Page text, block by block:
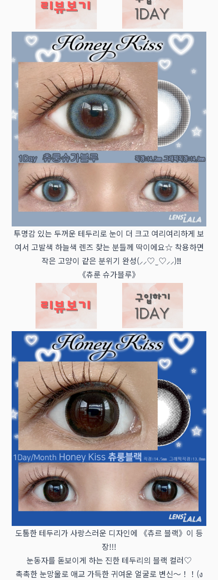
투명감 있는 두꺼운 테두리로 눈이 더 크고 여리여리하게 보
여서 고발색 하늘색 렌즈 찾는 분들께 딱이에요☆ 착용하면
작은 고양이 같은 분위기 완성(⸝⸝♡ ̫ ♡⸝⸝)‼‼‼‼
《츄룬 슈가블루》
도톰한 테두리가 사랑스러운 디자인에 《츄르 블랙》이 등
장!!!
눈동자를 돋보이게 하는 진한 테두리의 블랙 컬러♡
촉촉한 눈망울로 애교 가득한 귀여운 얼굴로 변신～！！(ง